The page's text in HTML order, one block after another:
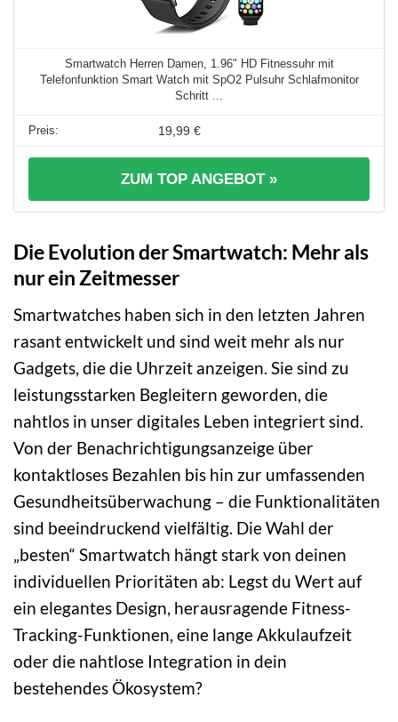
Smartwatch Herren Damen, 1.96" HD Fitnessuhr mit
Telefonfunktion Smart Watch mit SpO2 Pulsuhr Schlafmonitor
Schritt ...
19,99 €
ZUM TOP ANGEBOT »
Die Evolution der Smartwatch: Mehr als
nur ein Zeitmesser
Smartwatches haben sich in den letzten Jahren
rasant entwickelt und sind weit mehr als nur
Gadgets, die die Uhrzeit anzeigen. Sie sind zu
leistungsstarken Begleitern geworden, die
nahtlos in unser digitales Leben integriert sind.
Von der Benachrichtigungsanzeige über
kontaktloses Bezahlen bis hin zur umfassenden
Gesundheitsüberwachung – die Funktionalitäten
sind beeindruckend vielfältig. Die Wahl der
„besten“ Smartwatch hängt stark von deinen
individuellen Prioritäten ab: Legst du Wert auf
ein elegantes Design, herausragende Fitness-
Tracking-Funktionen, eine lange Akkulaufzeit
oder die nahtlose Integration in dein
bestehendes Ökosystem?